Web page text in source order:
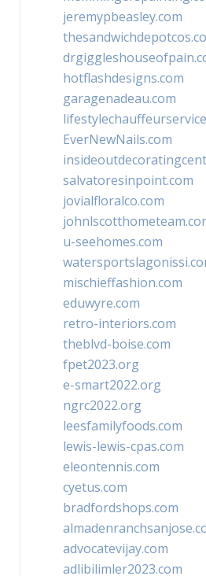
jeremypbeasley.com
hotflashdesigns.com
garagenadeau.com
EverNewNails.com
salvatoresinpoint.com
jovialfloralco.com
u-seehomes.com
mischieffashion.com
eduwyre.com
retro-interiors.com
theblvd-boise.com
fpet2023.org
e-smart2022.org
ngrc2022.org
leesfamilyfoods.com
lewis-lewis-cpas.com
eleontennis.com
cyetus.com
bradfordshops.com
advocatevijay.com
adlibilimler2023.com